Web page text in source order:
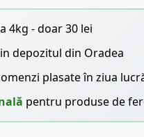
4kg - doar 30 lei
depozitul din Oradea
plasate în ziua
pentru produse de